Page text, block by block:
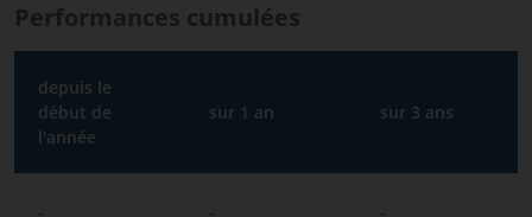
Performances cumulées
depuis le
début de
l'année
sur 1 an sur 3 ans